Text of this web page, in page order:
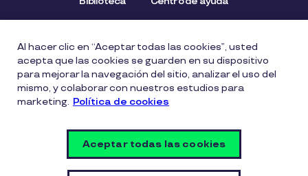
Mapa del Sitio Aviso de privacidad Política de cookies
Licencia de Uso de Marca Política de Denuncia
Carta Ética Lista de precios
Información
Al hacer clic en “Aceptar todas las cookies”, usted
acepta que las cookies se guarden en su dispositivo
para mejorar la navegación del sitio, analizar el uso del
mismo, y colaborar con nuestros estudios para
marketing. Política de cookies
Aceptar todas las cookies